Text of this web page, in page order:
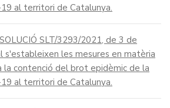
al territori de Catalunya.
SLT/3293/2021, de 3 de
s'estableixen les mesures en matèria
la contenció del brot epidèmic de la
al territori de Catalunya.